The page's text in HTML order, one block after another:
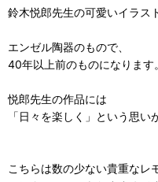
鈴木悦郎先生の可愛いイラス
エンゼル陶器のもので、
40年以上前のものになります。
悦郎先生の作品には
「日々を楽しく」という思い
こちらは数の少ない貴重なレ